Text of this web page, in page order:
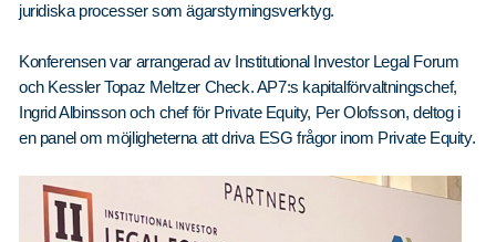
juridiska processer som ägarstyrningsverktyg.
Konferensen var arrangerad av Institutional Investor Legal Forum
och Kessler Topaz Meltzer Check. AP7:s kapitalförvaltningschef,
Ingrid Albinsson och chef för Private Equity, Per Olofsson, deltog i
en panel om möjligheterna att driva ESG frågor inom Private Equity.